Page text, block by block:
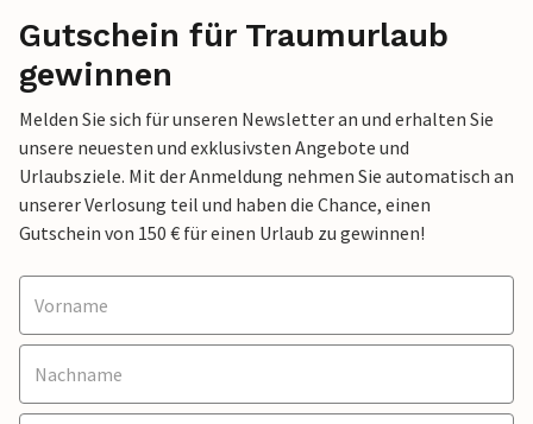
Gutschein für Traumurlaub
gewinnen
Melden Sie sich für unseren Newsletter an und erhalten Sie
unsere neuesten und exklusivsten Angebote und
Urlaubsziele. Mit der Anmeldung nehmen Sie automatisch an
unserer Verlosung teil und haben die Chance, einen
Gutschein von 150 € für einen Urlaub zu gewinnen!